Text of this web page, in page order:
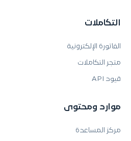
التكاملات
الفاتورة الإلكترونية
متجر التكاملات
قيود API
موارد ومحتوى
مركز المساعدة